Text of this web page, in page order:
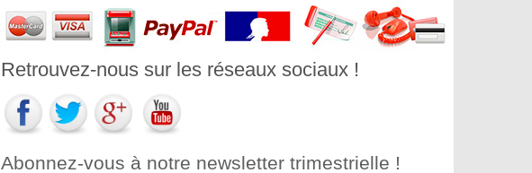
Abonnez-vous à notre newsletter trimestrielle !
Retrouvez-nous sur les réseaux sociaux !